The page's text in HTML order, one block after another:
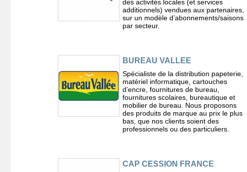
des activités locales (et services
additionnels) vendues aux partenaires,
sur un modèle d’abonnements/saisons
par secteur.
BUREAU VALLEE
Spécialiste de la distribution papeterie,
matériel informatique, cartouches
d’encre, fournitures de bureau,
fournitures scolaires, bureautique et
mobilier de bureau. Nous proposons
des produits de marque au prix le plus
bas, que nos clients soient des
professionnels ou des particuliers.
CAP CESSION FRANCE